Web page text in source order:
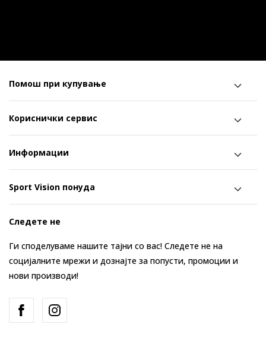
Помош при купување
Кориснички сервис
Информации
Sport Vision понуда
Следете не
Ги споделуваме нашите тајни со вас! Следете не на
социјалните мрежи и дознајте за попусти, промоции и
нови производи!